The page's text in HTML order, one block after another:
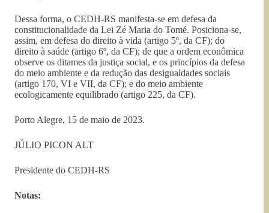
Dessa forma, o CEDH-RS manifesta-se em defesa da
constitucionalidade da Lei Zé Maria do Tomé. Posiciona-se,
assim, em defesa do direito à vida (artigo 5º, da CF); do
direito à saúde (artigo 6º, da CF); de que a ordem econômica
observe os ditames da justiça social, e os princípios da defesa
do meio ambiente e da redução das desigualdades sociais
(artigo 170, VI e VII, da CF); e do meio ambiente
ecologicamente equilibrado (artigo 225, da CF).
Porto Alegre, 15 de maio de 2023.
JÚLIO PICON ALT
Presidente do CEDH-RS
Notas: